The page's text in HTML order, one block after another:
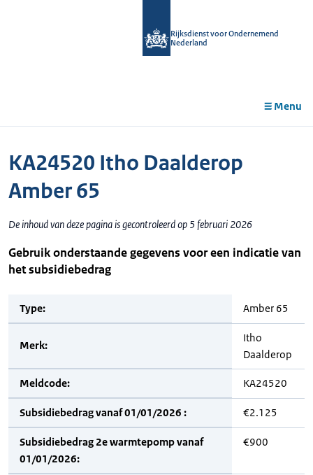
Rijksdienst voor Ondernemend
Nederland
Menu
KA24520 Itho Daalderop
Amber 65
De inhoud van deze pagina is gecontroleerd op 5 februari 2026
Gebruik onderstaande gegevens voor een indicatie van
het subsidiebedrag
Type: Amber 65
Merk:
Itho
Daalderop
Meldcode: KA24520
Subsidiebedrag vanaf 01/01/2026 : €2.125
Subsidiebedrag 2e warmtepomp vanaf
01/01/2026:
€900